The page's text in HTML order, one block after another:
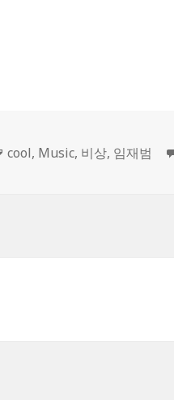
Tags
cool, Music, 비상, 임재범